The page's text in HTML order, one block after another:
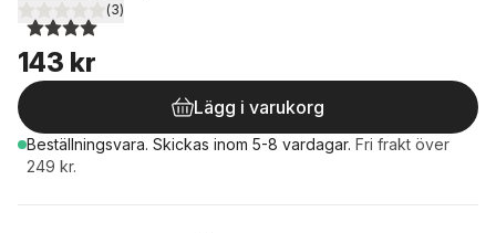
4,0utav 5 stjärnor. Totalt antal röster:
(3)
143 kr
Lägg i varukorg
Beställningsvara. Skickas inom 5-8 vardagar. Fri frakt över
249 kr.